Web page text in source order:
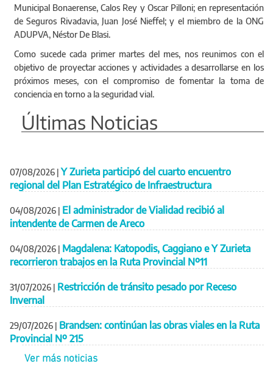
Municipal Bonaerense, Calos Rey y Oscar Pilloni; en representación
de Seguros Rivadavia, Juan José Nieffel; y el miembro de la ONG
ADUPVA, Néstor De Blasi.
Como sucede cada primer martes del mes, nos reunimos con el
objetivo de proyectar acciones y actividades a desarrollarse en los
próximos meses, con el compromiso de fomentar la toma de
conciencia en torno a la seguridad vial.
Últimas Noticias
07/08/2026 | Y Zurieta participó del cuarto encuentro
regional del Plan Estratégico de Infraestructura
04/08/2026 | El administrador de Vialidad recibió al
intendente de Carmen de Areco
04/08/2026 | Magdalena: Katopodis, Caggiano e Y Zurieta
recorrieron trabajos en la Ruta Provincial Nº11
31/07/2026 | Restricción de tránsito pesado por Receso
Invernal
29/07/2026 | Brandsen: continúan las obras viales en la Ruta
Provincial Nº 215
Ver más noticias